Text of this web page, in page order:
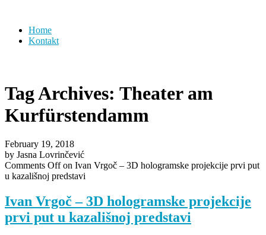
Home
Kontakt
Tag Archives: Theater am
Kurfürstendamm
February 19, 2018
by Jasna Lovrinčević
Comments Offon Ivan Vrgoč – 3D hologramske projekcije prvi put
u kazališnoj predstavi
Ivan Vrgoč – 3D hologramske projekcije
prvi put u kazališnoj predstavi